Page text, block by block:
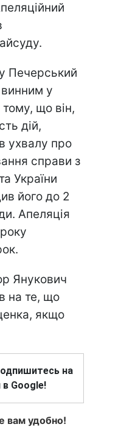
Печерський
у
тому, що він,
дій,
ухвалу про
справи з
України
його до 2
Апеляція
Янукович
на те, що
якщо
на
Google!
вам удобно!